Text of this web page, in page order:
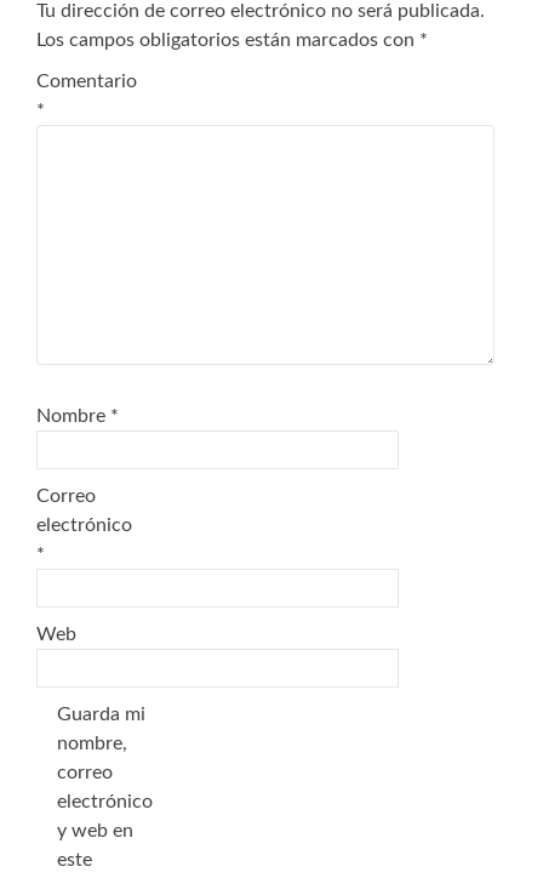
Tu dirección de correo electrónico no será publicada.
Los campos obligatorios están marcados con *
Comentario
*
Nombre *
Correo
electrónico
*
Web
Guarda mi
nombre,
correo
electrónico
y web en
este